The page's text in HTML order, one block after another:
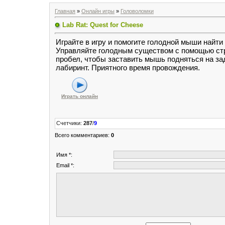
Главная » Онлайн игры » Головоломки
Lab Rat: Quest for Cheese
Играйте в игру и помогите голодной мыши
Управляйте голодным существом с помощью
пробел, чтобы заставить мышь подняться на
лабиринт. Приятного время провождения.
Играть онлайн
Счетчики: 287/9
Всего комментариев: 0
Имя *:
Email *: